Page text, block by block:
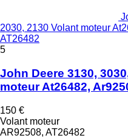
2030, 2130 Volant moteur
AT26482
5
John Deere 3130,
moteur At26482,
150 €
Volant moteur
AR92508, AT26482